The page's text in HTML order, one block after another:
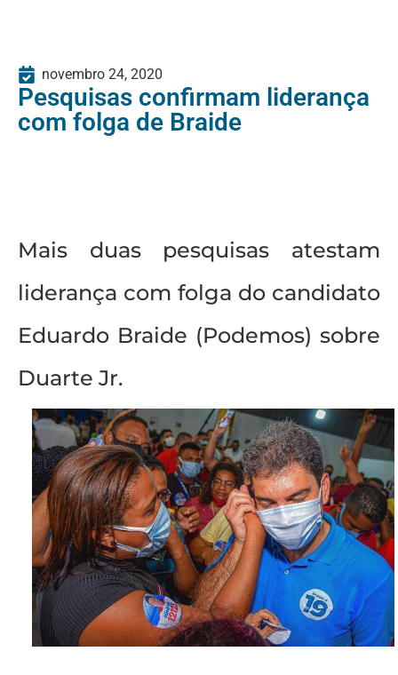
novembro 24, 2020
Pesquisas confirmam liderança
com folga de Braide
Mais duas pesquisas atestam
liderança com folga do candidato
Eduardo Braide (Podemos) sobre
Duarte Jr.